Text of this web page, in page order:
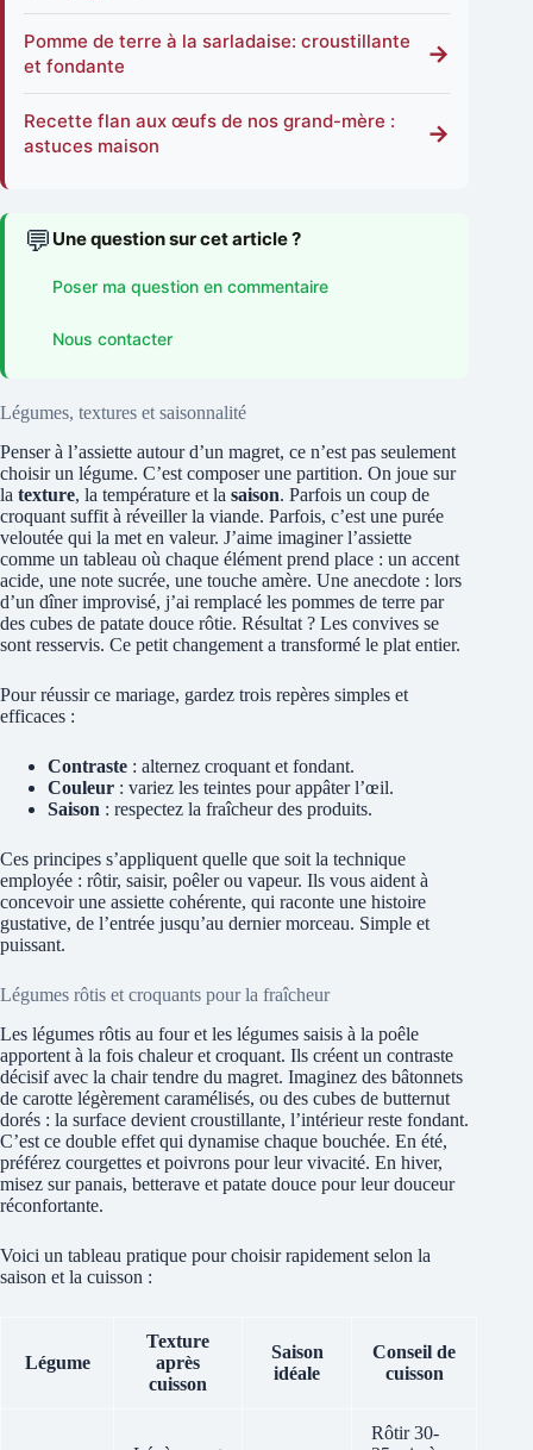
Pomme de terre à la sarladaise: croustillante
et fondante
→
Recette flan aux œufs de nos grand-mère :
astuces maison
→
💬 Une question sur cet article ?
Poser ma question en commentaire
Nous contacter
Légumes, textures et saisonnalité
Penser à l’assiette autour d’un magret, ce n’est pas seulement
choisir un légume. C’est composer une partition. On joue sur
la texture, la température et la saison. Parfois un coup de
croquant suffit à réveiller la viande. Parfois, c’est une purée
veloutée qui la met en valeur. J’aime imaginer l’assiette
comme un tableau où chaque élément prend place : un accent
acide, une note sucrée, une touche amère. Une anecdote : lors
d’un dîner improvisé, j’ai remplacé les pommes de terre par
des cubes de patate douce rôtie. Résultat ? Les convives se
sont resservis. Ce petit changement a transformé le plat entier.
Pour réussir ce mariage, gardez trois repères simples et
efficaces :
Contraste : alternez croquant et fondant.
Couleur : variez les teintes pour appâter l’œil.
Saison : respectez la fraîcheur des produits.
Ces principes s’appliquent quelle que soit la technique
employée : rôtir, saisir, poêler ou vapeur. Ils vous aident à
concevoir une assiette cohérente, qui raconte une histoire
gustative, de l’entrée jusqu’au dernier morceau. Simple et
puissant.
Légumes rôtis et croquants pour la fraîcheur
Les légumes rôtis au four et les légumes saisis à la poêle
apportent à la fois chaleur et croquant. Ils créent un contraste
décisif avec la chair tendre du magret. Imaginez des bâtonnets
de carotte légèrement caramélisés, ou des cubes de butternut
dorés : la surface devient croustillante, l’intérieur reste fondant.
C’est ce double effet qui dynamise chaque bouchée. En été,
préférez courgettes et poivrons pour leur vivacité. En hiver,
misez sur panais, betterave et patate douce pour leur douceur
réconfortante.
Voici un tableau pratique pour choisir rapidement selon la
saison et la cuisson :
Légume
Texture
après
cuisson
Saison
idéale
Conseil de
cuisson
Rôtir 30-